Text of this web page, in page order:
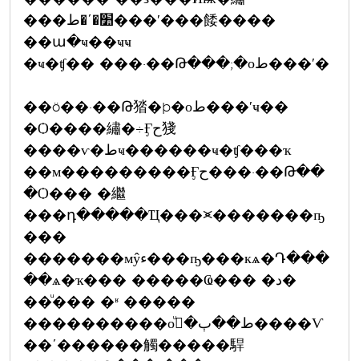
���׺�ʹ�ط���ʹ���餧����
��ա�ҹ��ҹҹ
�ҹ�ʧ�� ���·��Թ���;�оط���ʹ�
��ö��·��Թ㹺�þ�оط���ʹҹ��
�Ѻ����繡�÷Ӻح㹽
����ѵ�طҹ������ҹ�ʧ���ҡ
��м���������Ӻح���·��Թ��
�Ѻ��� �繼
���դ�����Ҵ���⪤�������ҧ
���
�������мŷء���ҧ���кѧ�Դ���
��ѧ�ҡ��� �����Ҩ��� �د�
��ͧ��� �ʶ �����
����������оط��ٻ�ءͧ����Ѵ
��ʹ������觸�����駻